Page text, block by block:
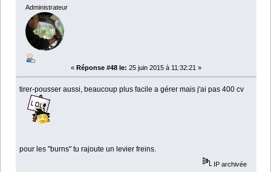
Administrateur
« Réponse #48 le: 25 juin 2015 à 11:32:21 »
tirer-pousser aussi, beaucoup plus facile a gérer mais j'ai pas 400 cv
pour les "burns" tu rajoute un levier freins.
IP archivée